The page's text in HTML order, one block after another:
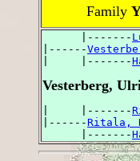
Family
      |-------
|------
|     |-------
Vesterberg,
|     |-------
|------Ritala,
      |-------